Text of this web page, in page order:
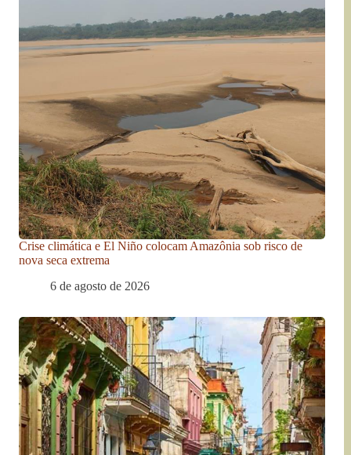
Crise climática e El Niño colocam Amazônia sob risco de
nova seca extrema
6 de agosto de 2026